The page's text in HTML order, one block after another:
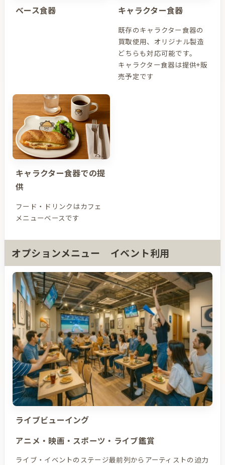
ベース食器 キャラクター食器
既存のキャラクター食器の
買取使用、オリジナル製造
どちらも対応可能です。
キャラクター食器は提供+販
売予定です
キャラクター食器での提
供
フード・ドリンクはカフェ
メニューベースです
オプションメニュー イベント利用
ライブビューイング
アニメ・映画・スポーツ・ライブ鑑賞
ライブ・イベントのステージ最前列からアーティストの迫力